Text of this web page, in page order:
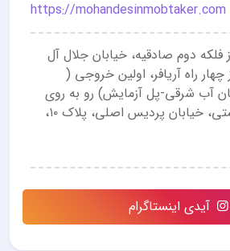
https://mohandesinmobtaker.com
از فلکه دوم صادقیه، خیابان جلال آل
چهار راه آریافر، اولین خروجی (
آب شرقی-پل آزمایش) رو به روی
دبیرستان بهشتی، خیابان پردیس اصلی، پلاک ۱۰،
آیدی اینستاگرام